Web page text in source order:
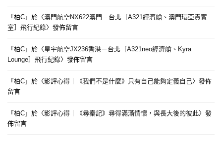
「 柏C 」於〈澳門航空NX622澳門－台北［A321經濟艙、澳門環亞貴賓
室］飛行紀錄〉發佈留言
「 柏C 」於〈星宇航空JX236香港－台北［A321neo經濟艙、Kyra
Lounge］飛行紀錄〉發佈留言
「 柏C 」於〈影評心得｜《我們不是什麼》只有自己能夠定義自己〉發佈
留言
「 柏C 」於〈影評心得｜《尋秦記》尋得滿滿情懷，與長大後的彼此〉發
佈留言